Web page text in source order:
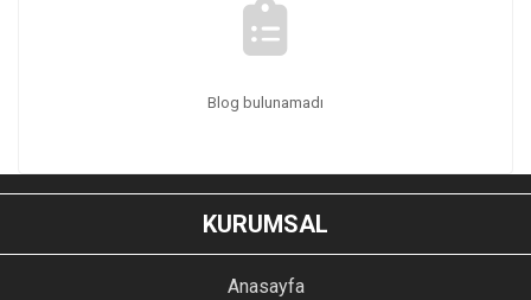
Blog bulunamadı
KURUMSAL
Anasayfa